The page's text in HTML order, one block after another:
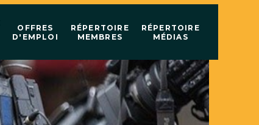
OFFRES
D'EMPLOI
RÉPERTOIRE
MEMBRES
RÉPERTOIRE
MÉDIAS